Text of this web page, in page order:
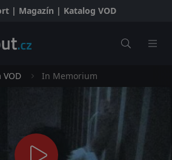
| Magazín | Katalog VOD
In Memorium